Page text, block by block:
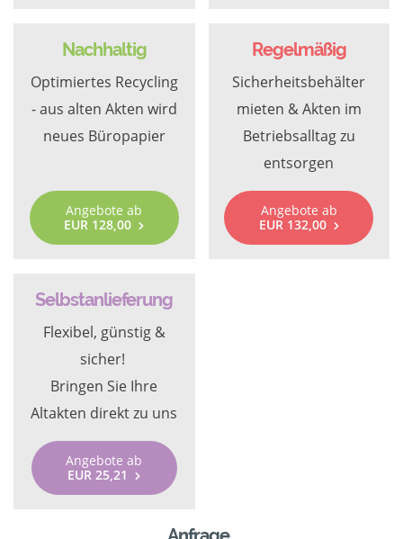
Nachhaltig
Optimiertes Recycling
- aus alten Akten wird
neues Büropapier
Angebote ab
EUR 128,00
Regelmäßig
Sicherheitsbehälter
mieten & Akten im
Betriebsalltag zu
entsorgen
Angebote ab
EUR 132,00
Selbstanlieferung
Flexibel, günstig &
sicher!
Bringen Sie Ihre
Altakten direkt zu uns
Angebote ab
EUR 25,21